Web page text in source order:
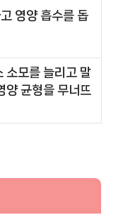
영양 흡수를 돕
소모를 늘리고 말
양 균형을 무너뜨